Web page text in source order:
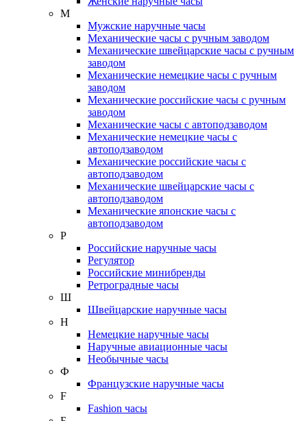
М
Мужские наручные часы
Механические часы с ручным заводом
Механические швейцарские часы с ручным
заводом
Механические немецкие часы с ручным
заводом
Механические российские часы с ручным
заводом
Механические часы с автоподзаводом
Механические немецкие часы с
автоподзаводом
Механические российские часы с
автоподзаводом
Механические швейцарские часы с
автоподзаводом
Механические японские часы с
автоподзаводом
Р
Российские наручные часы
Регулятор
Российские минибренды
Ретроградные часы
Ш
Швейцарские наручные часы
Н
Немецкие наручные часы
Наручные авиационные часы
Необычные часы
Ф
Французские наручные часы
F
Fashion часы